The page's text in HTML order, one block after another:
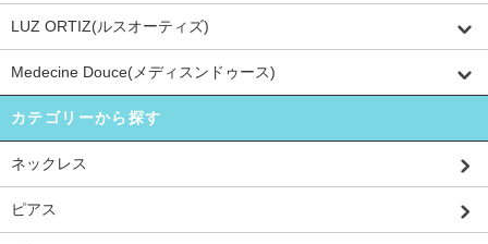
LUZ ORTIZ(ルスオーティズ)
Medecine Douce(メディスンドゥース)
カテゴリーから探す
ネックレス
ピアス